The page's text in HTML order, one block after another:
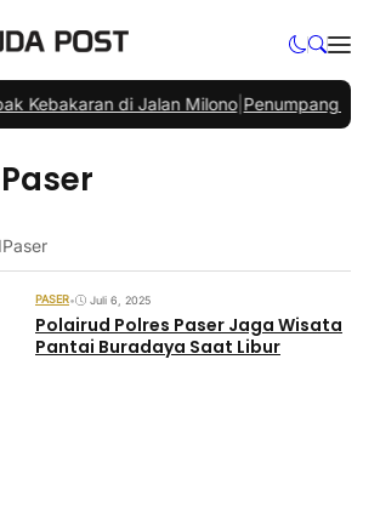
di Jalan Milono|Penumpang
PASER• Juli 6, 2025
Polairud Polres Paser Jaga Wisata
Pantai Buradaya Saat Libur